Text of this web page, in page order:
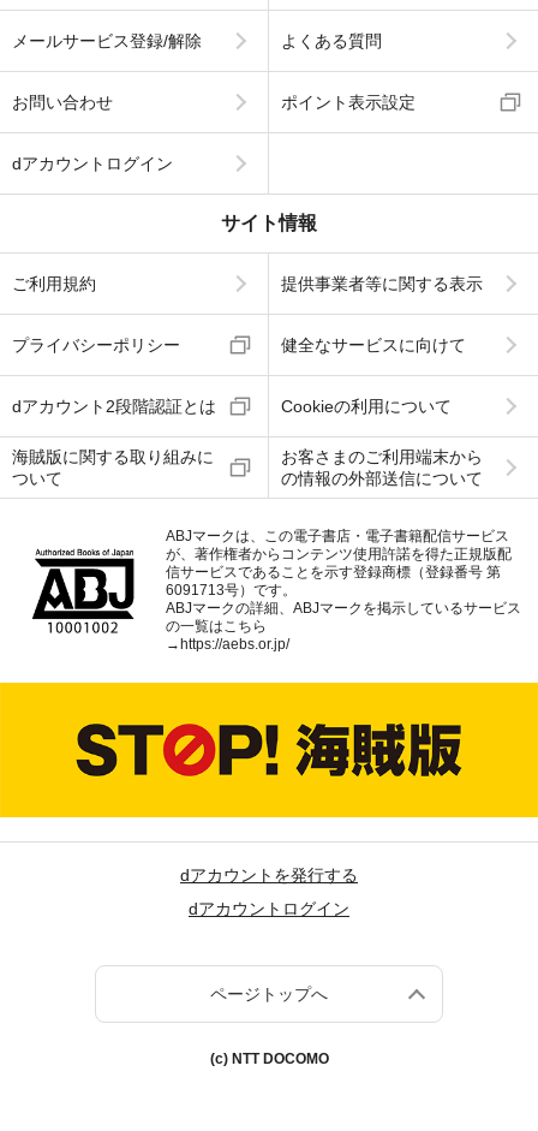
メールサービス登録/解除 よくある質問
お問い合わせ ポイント表示設定
dアカウントログイン
サイト情報
ご利用規約 提供事業者等に関する表示
プライバシーポリシー 健全なサービスに向けて
dアカウント2段階認証とは Cookieの利用について
海賊版に関する取り組みに
ついて
お客さまのご利用端末から
の情報の外部送信について
ABJマークは、この電子書店・電子書籍配信サービス
が、著作権者からコンテンツ使用許諾を得た正規版配
信サービスであることを示す登録商標（登録番号 第
6091713号）です。
ABJマークの詳細、ABJマークを掲示しているサービス
の一覧はこちら
→ https://aebs.or.jp/
dアカウントを発行する
dアカウントログイン
ページトップへ
(c) NTT DOCOMO